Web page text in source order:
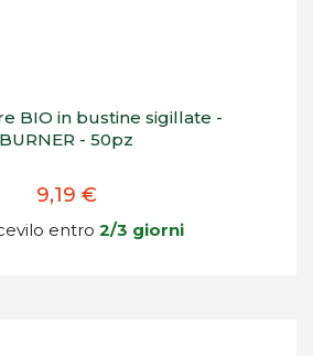
BIO in bustine sigillate -
BURNER - 50pz
9,19 €
entro 2/3 giorni